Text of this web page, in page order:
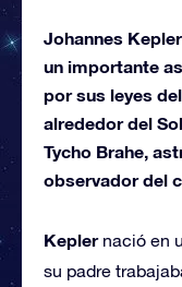
Johannes
un importante
por sus leyes
alrededor del
Tycho Brahe,
observador del
Keplernació en
su padre